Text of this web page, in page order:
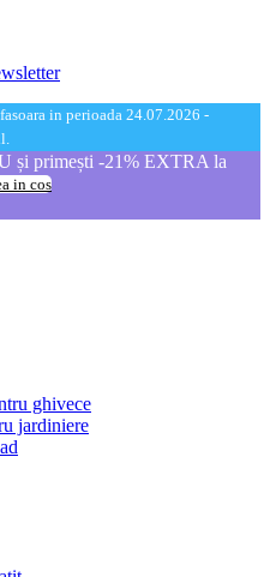
in perioada 24.07.2026 -
și primești -21% EXTRA la
in cos
ghivece
jardiniere